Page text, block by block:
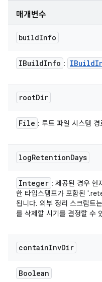
매개변수
buildInfo
IBuildInfo : IBuild
rootDir
File : 루트 파일 시스템 경
logRetentionDays
Integer : 제공된 경우
한 타임스탬프가 포함된
됩니다. 외부 정리 스크립트
를 삭제할 시기를 결정할 수
containInvDir
Boolean